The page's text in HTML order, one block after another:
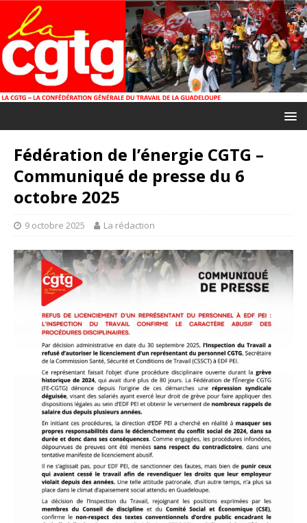
Fédération de l’énergie CGTG –
Communiqué de presse du 6
octobre 2025
9 octobre 2025 La rédaction